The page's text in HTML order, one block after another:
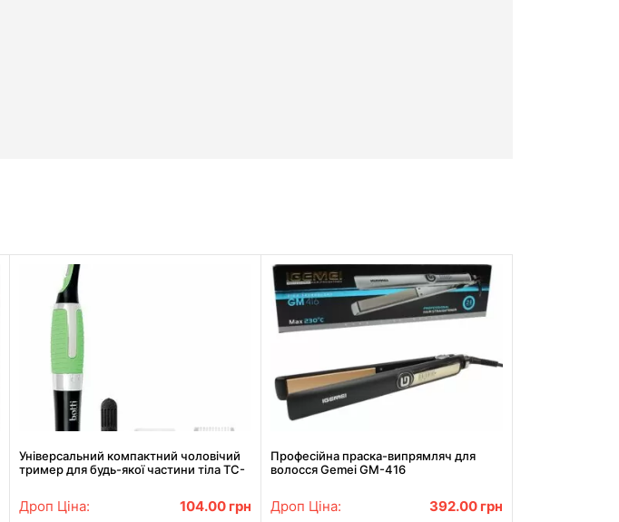
Універсальний компактний чоловічий
тример для будь-якої частини тіла TC-
Дроп Ціна: 104.00 грн
Професійна праска-випрямляч для
волосся Gemei GM-416
Дроп Ціна: 392.00 грн